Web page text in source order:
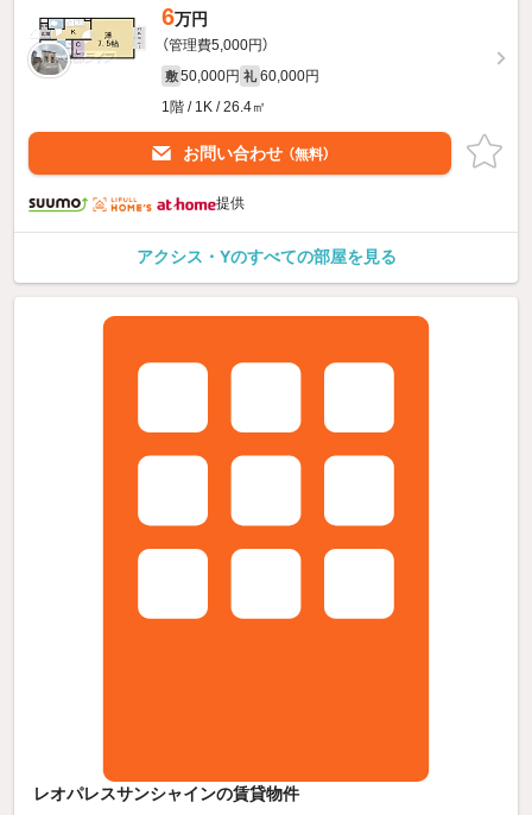
6万円
（管理費5,000円）
敷 50,000円 礼 60,000円
1階 / 1K / 26.4㎡
お問い合わせ （無料）
提供
アクシス・Yのすべての部屋を見る
レオパレスサンシャインの賃貸物件